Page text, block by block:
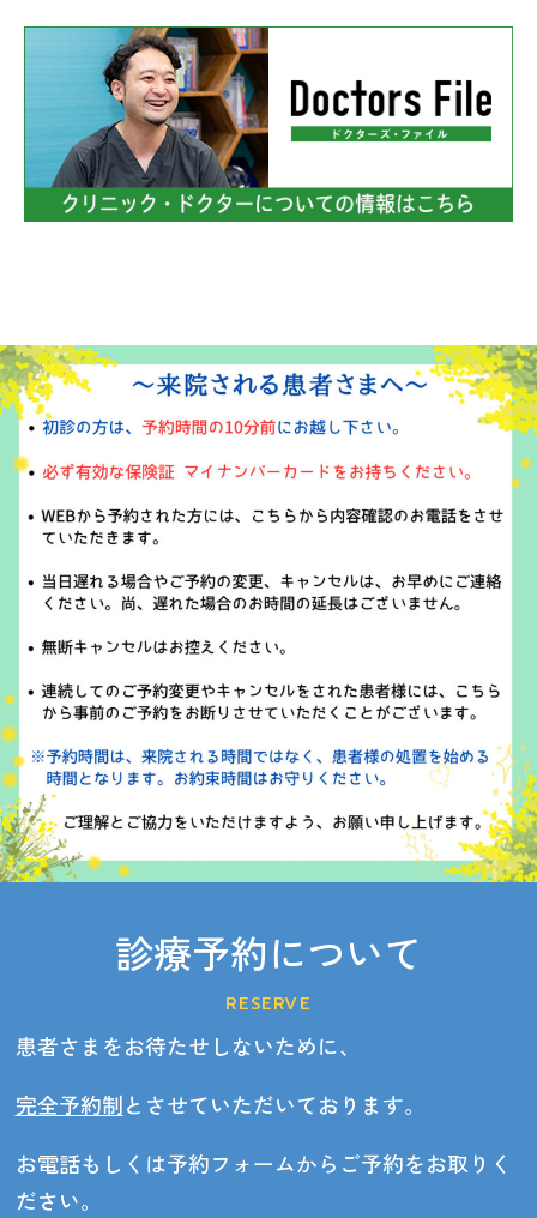
診療予約について
RESERVE
患者さまをお待たせしないために、
完全予約制とさせていただいております。
お電話もしくは予約フォームからご予約をお取りく
ださい。